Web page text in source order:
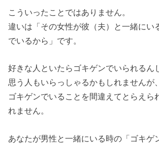
こういったことではありません。
違いは「その女性が彼（夫）と一緒にい
でいるから」です。
好きな人といたらゴキゲンでいられるん
思う人もいらっしゃるかもしれませんが
ゴキゲンでいることを間違えてとらえら
れません。
あなたが男性と一緒にいる時の「ゴキゲ